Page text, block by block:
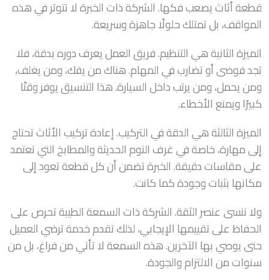
قطعة أثاث يصعب فكها. الشركة ذات الخبرة لا تتوتر في هذه
المواقف، بل تمتلك حلولًا جاهزة وسريعة.
الميزة الثانية هي التنظيم. فريق العمل يعرف دوره بدقة، فلا
تجد فوضى أو تضارب في المهام. هناك من يفك، ومن يغلف،
ومن يحمل، ومن يرتب داخل السيارة. هذا التنسيق يوفر وقتًا
كبيرًا ويمنع الأخطاء.
الميزة الثالثة هي الدقة في التركيب. إعادة تركيب الأثاث تحتاج
إلى مهارة، خاصة في غرف النوم الحديثة والمطابخ التي تعتمد
على مقاسات دقيقة. الخبرة تضمن أن كل قطعة تعود إلى
مكانها بثبات وجودة كما كانت.
ولا ننسى عنصر الثقة. الشركة ذات السمعة الطيبة تحرص على
الحفاظ على تقييمها الإيجابي، لذلك تقدم خدمة ترضي العميل
حتى يوصي بها الآخرين. هذه السمعة لا تأتي من فراغ، بل من
سنوات من الالتزام والجودة.